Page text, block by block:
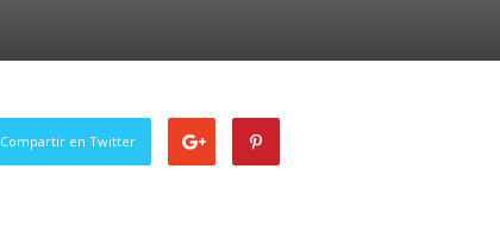
Compartir en Twitter